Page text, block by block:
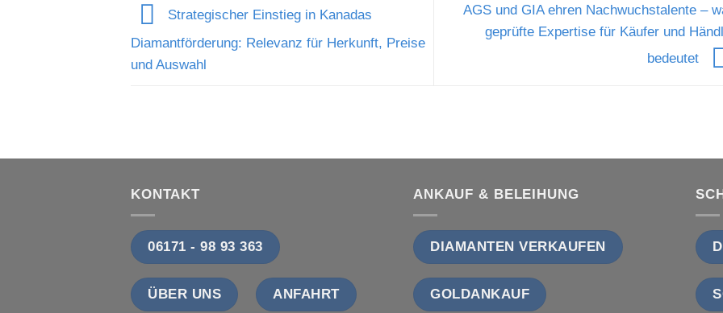
Strategischer Einstieg in Kanadas
Diamantförderung: Relevanz für Herkunft, Preise
und Auswahl
AGS und GIA ehren Nachwuchstalente –
geprüfte Expertise für Käufer und
bedeutet
KONTAKT
06171 - 98 93 363
ÜBER UNS ANFAHRT
ANKAUF & BELEIHUNG
DIAMANTEN VERKAUFEN
GOLDANKAUF